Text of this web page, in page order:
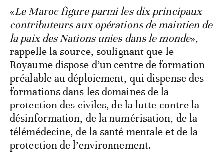
«Le Maroc figure parmi les dix principaux
contributeurs aux opérations de maintien de
la paix des Nations unies dans le monde»,
rappelle la source, soulignant que le
Royaume dispose d’un centre de formation
préalable au déploiement, qui dispense des
formations dans les domaines de la
protection des civiles, de la lutte contre la
désinformation, de la numérisation, de la
télémédecine, de la santé mentale et de la
protection de l’environnement.